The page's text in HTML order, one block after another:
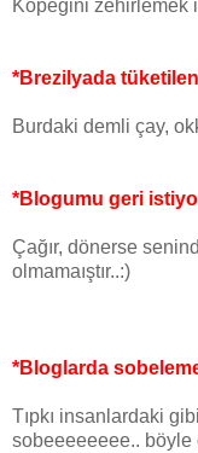
Köpeğini zehirlemek
*Brezilyada
Burdaki demli çay,
*Blogumu geri
Çağır, dönerse
olmamaıştır..:)
*Bloglarda
Tıpkı insanlardaki
sobeeeeeeee.. böyle